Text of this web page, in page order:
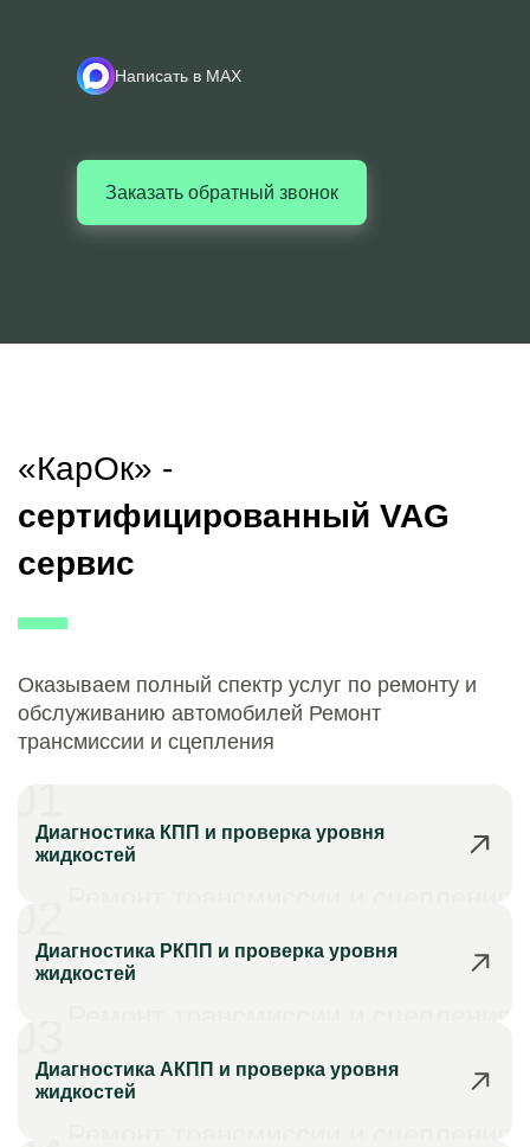
Написать в MAX
Заказать обратный звонок
«КарОк» -
сертифицированный VAG
сервис
Оказываем полный спектр услуг по ремонту и
обслуживанию автомобилей Ремонт
трансмиссии и сцепления
Диагностика КПП и проверка уровня
жидкостей
Диагностика РКПП и проверка уровня
жидкостей
Диагностика АКПП и проверка уровня
жидкостей